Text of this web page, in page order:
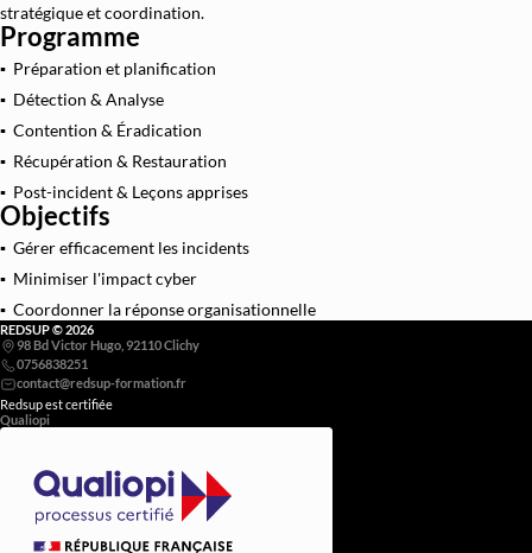
Supervision et Observabilité Réseau
stratégique et coordination.
Programme
▪ Préparation et planification
▪ Détection & Analyse
▪ Contention & Éradication
▪ Récupération & Restauration
▪ Post-incident & Leçons apprises
Objectifs
▪ Gérer efficacement les incidents
▪ Minimiser l'impact cyber
▪ Coordonner la réponse organisationnelle
REDSUP © 2026
98 Bd Victor Hugo, 92110 Clichy
0756838251
Redsup est certifiée
Qualiopi